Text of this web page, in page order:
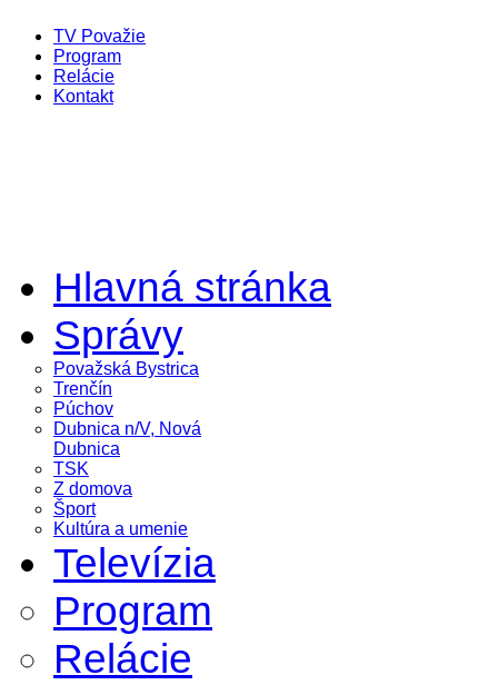
TV Považie
Program
Relácie
Kontakt
Hlavná stránka
Správy
Považská Bystrica
Trenčín
Púchov
Dubnica n/V, Nová
Dubnica
TSK
Z domova
Šport
Kultúra a umenie
Televízia
Program
Relácie